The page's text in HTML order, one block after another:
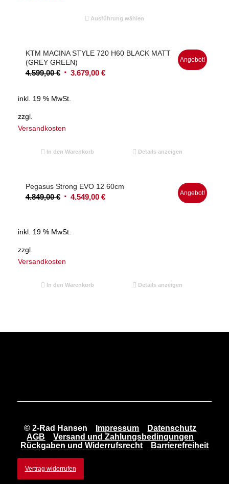
Ausführung wählen
KTM MACINA STYLE 720 H60 BLACK MATT
(GREY GREEN)
4.599,00€ Ursprünglicher
war:
3.679,00 €Aktueller
Angebot!
inkl. 19 % MwSt.
zzgl.
Versandkosten
In den Warenkorb Details anzeigen
Pegasus Strong EVO 12 60cm
4.849,00€ Ursprünglicher
4.849,00 €
4.549,00 €Aktueller
Angebot!
inkl. 19 % MwSt.
zzgl.
Versandkosten
In den Warenkorb Details anzeigen
© 2-Rad Hansen Impressum
Datenschutz
AGB
Versand und Zahlungsbedingungen
Rückgaben und Widerrufsrecht
Barrierefreiheit
Vertrag widerrufen